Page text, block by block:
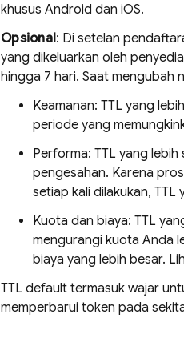
khusus Android dan iOS.
Opsional: Di setelan
yang dikeluarkan oleh
hingga 7 hari. Saat mengubah
Keamanan: TTL yang
periode yang
Performa: TTL yang
pengesahan. Karena
setiap kali dilakukan,
Kuota dan biaya: TTL
mengurangi kuota Anda
biaya yang lebih besar.
TTL default termasuk wajar
memperbarui token pada